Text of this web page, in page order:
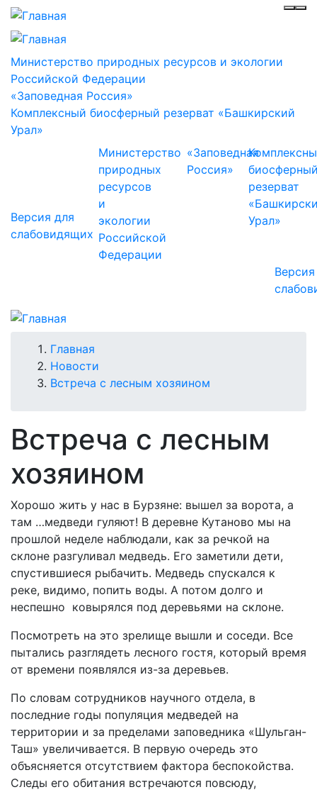
Министерство природных ресурсов и экологии
Российской Федерации
«Заповедная Россия»
Комплексный биосферный резерват «Башкирский
Урал»
Версия для
слабовидящих
Министерство
природных
ресурсов
и
экологии
Российской
Федерации
«Заповедная
Россия»
резерват
Урал»
Строка
навигации
Главная
Новости
Встреча с лесным хозяином
Встреча с лесным
хозяином
Хорошо жить у нас в Бурзяне: вышел за ворота, а
там …медведи гуляют! В деревне Кутаново мы на
прошлой неделе наблюдали, как за речкой на
склоне разгуливал медведь. Его заметили дети,
спустившиеся рыбачить. Медведь спускался к
реке, видимо, попить воды. А потом долго и
неспешно ковырялся под деревьями на склоне.
Посмотреть на это зрелище вышли и соседи. Все
пытались разглядеть лесного гостя, который время
от времени появлялся из-за деревьев.
По словам сотрудников научного отдела, в
последние годы популяция медведей на
территории и за пределами заповедника «Шульган-
Таш» увеличивается. В первую очередь это
объясняется отсутствием фактора беспокойства.
Следы его обитания встречаются повсюду,